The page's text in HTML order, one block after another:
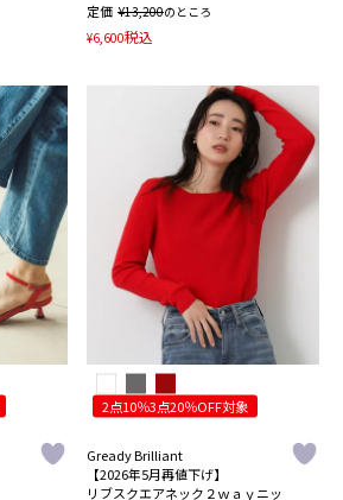
定価 ¥13,200のところ
¥6,600税込
2点10％3点20％OFF対象
Gready Brilliant
【2026年5月再値下げ】
リブスクエアネック２ｗａｙニッ